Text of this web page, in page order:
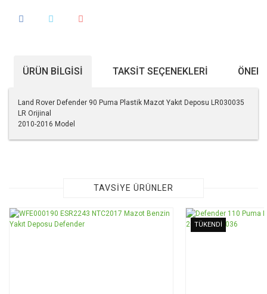
ÜRÜN BILGISI TAKSIT SEÇENEKLERI
Land Rover Defender 90 Puma Plastik Mazot Yakıt Deposu LR030035
LR Orijinal
2010-2016 Model
Görüş ve önerileriniz için teşekkür ederiz.
Ürün resmi kalitesiz, bozuk veya görüntülenemiyor.
TAVSİYE ÜRÜNLER
TÜKENDİ